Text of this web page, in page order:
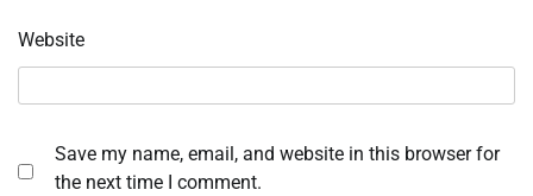
Website
Save my name, email, and website in this browser for
the next time I comment.